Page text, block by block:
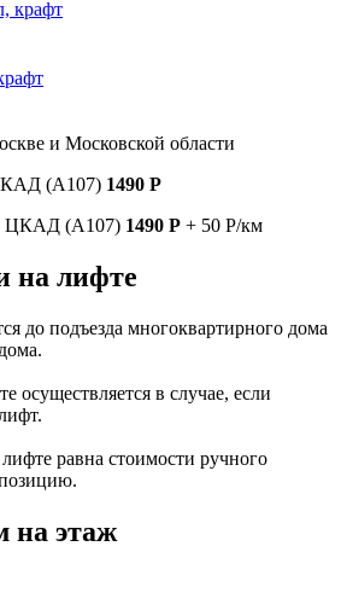
и Московской области
(А107) 1490 Р
ЦКАД (А107) 1490 Р + 50 Р/км
на лифте
до подъезда многоквартирного дома
осуществляется в случае, если
равна стоимости ручного
на этаж